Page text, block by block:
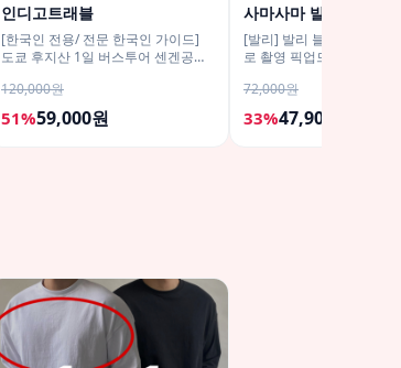
인디고트래블
[한국인 전용/ 전문 한국인 가이드]
도쿄 후지산 1일 버스투어 센겐공원
120,000원
51%59,000원
사마사마 발리
[발리] 발리 블루라군 스노
로 촬영 픽업드랍 해양 수
72,000원
33%47,900원